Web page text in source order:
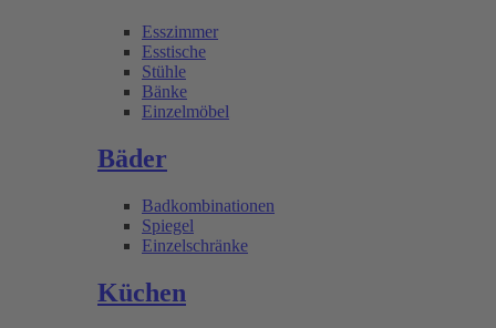
Esszimmer
Esstische
Stühle
Bänke
Einzelmöbel
Bäder
Badkombinationen
Spiegel
Einzelschränke
Küchen